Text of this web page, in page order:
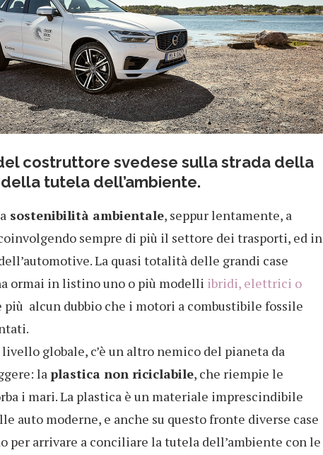
costruttore svedese sulla strada della
tutela dell’ambiente.
sostenibilità ambientale, seppur lentamente, a
sempre di più il settore dei trasporti, ed in
La quasi totalità delle grandi case
ormai in listino uno o più modelli ibridi, elettrici o
più alcun dubbio che i motori a combustibile fossile
livello globale, c’è un altro nemico del pianeta da
la plastica non riciclabile, che riempie le
i mari. La plastica è un materiale imprescindibile
auto moderne, e anche su questo fronte diverse case
per arrivare a conciliare la tutela dell’ambiente con le